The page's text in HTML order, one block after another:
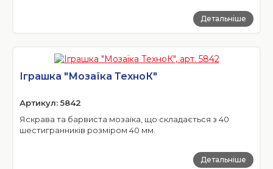
Детальніше
Іграшка "Мозаїка ТехноК"
Артикул: 5842
Яскрава та барвиста мозаїка, що складається з 40
шестигранників розміром 40 мм.
Детальніше